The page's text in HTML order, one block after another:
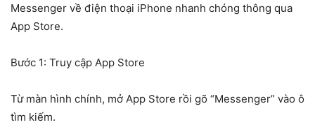
Messenger về điện thoại iPhone nhanh chóng thông qua
App Store.
Bước 1: Truy cập App Store
Từ màn hình chính, mở App Store rồi gõ “Messenger” vào ô
tìm kiếm.